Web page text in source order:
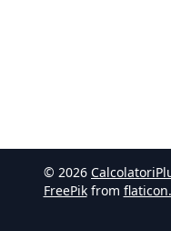
© 2026
FreePik from